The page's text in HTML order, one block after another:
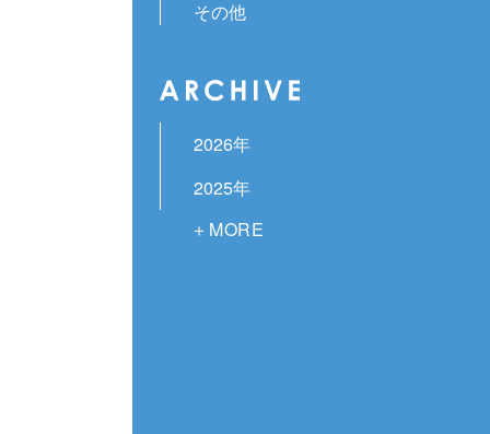
その他
2026年
2025年
2024年